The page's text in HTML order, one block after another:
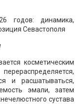
косметическим
и расшатываться,
эмали, затем
сустава